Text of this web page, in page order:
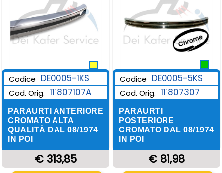
Codice DE0005-1KS
Cod. Orig. 111807107A
PARAURTI ANTERIORE
CROMATO ALTA
QUALITÀ DAL 08/1974
IN POI
€ 313,85
Codice DE0005-5KS
Cod. Orig. 111807307
PARAURTI
POSTERIORE
CROMATO DAL 08/1974
IN POI
€ 81,98